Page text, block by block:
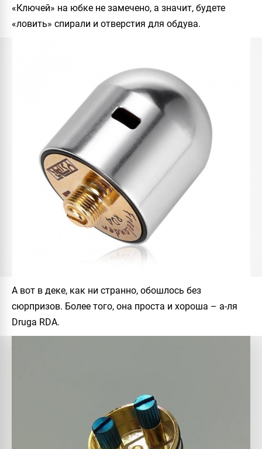
«Ключей» на юбке не замечено, а значит, будете
«ловить» спирали и отверстия для обдува.
А вот в деке, как ни странно, обошлось без
сюрпризов. Более того, она проста и хороша – а-ля
Druga RDA.